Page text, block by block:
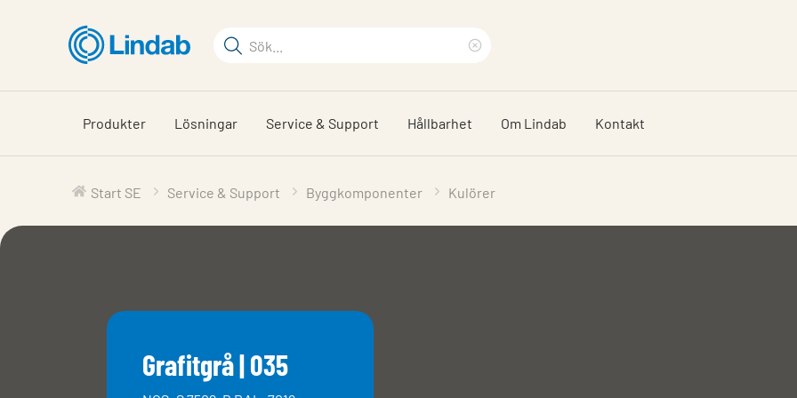
huvudinnehållet
Sökord
på
sajten
sökfras
Produkter Lösningar Service & Support Hållbarhet Om Lindab Kontakt
Start SE Service & Support Byggkomponenter Kulörer
Grafitgrå | 035